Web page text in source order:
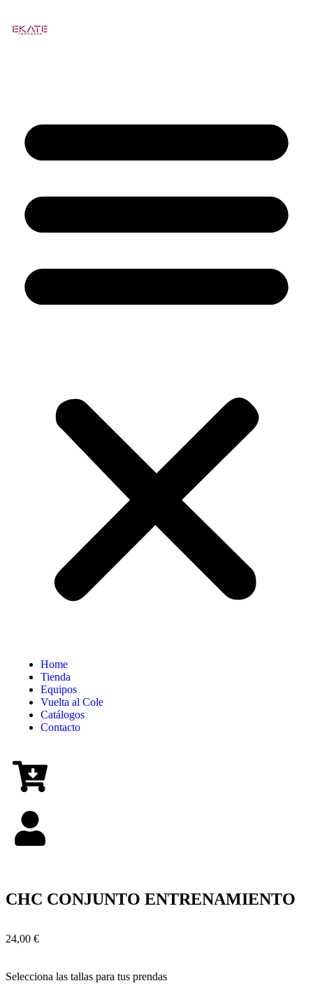
Home
Tienda
Equipos
Vuelta al Cole
Catálogos
Contacto
CHC CONJUNTO ENTRENAMIENTO
24,00 €
Selecciona las tallas para tus prendas